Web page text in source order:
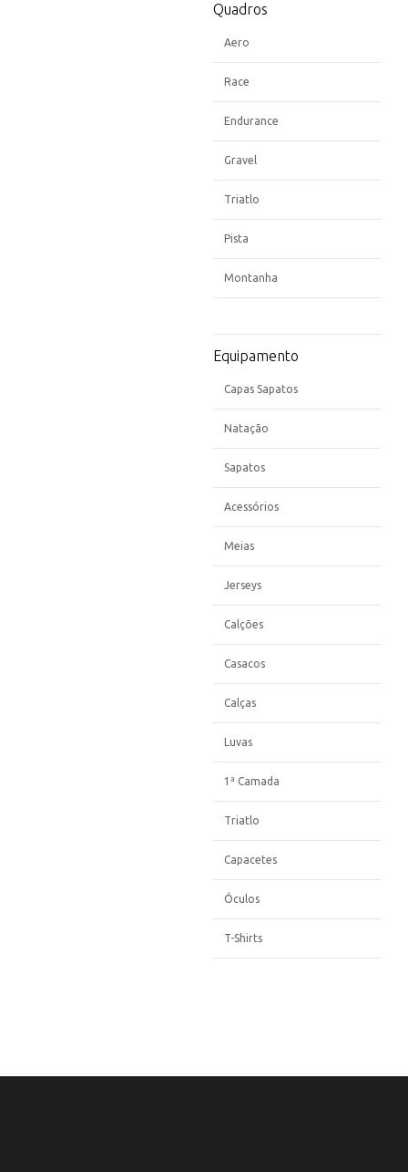
Quadros
Aero
Race
Endurance
Gravel
Triatlo
Pista
Montanha
Equipamento
Capas Sapatos
Natação
Sapatos
Acessórios
Meias
Jerseys
Calções
Casacos
Calças
Luvas
1ª Camada
Triatlo
Capacetes
Óculos
T-Shirts